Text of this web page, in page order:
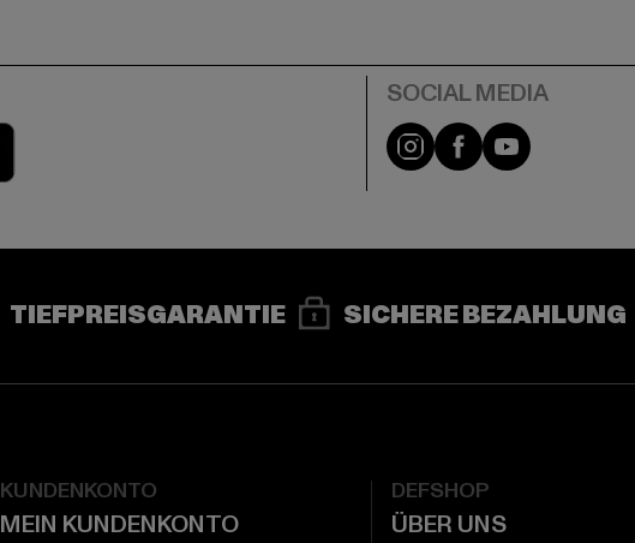
Instagram
FacebookYouTube
TIEFPREISGARANTIE SICHERE BEZAHLUNG
KUNDENKONTO
MEIN KUNDENKONTO
DEFSHOP
ÜBER UNS